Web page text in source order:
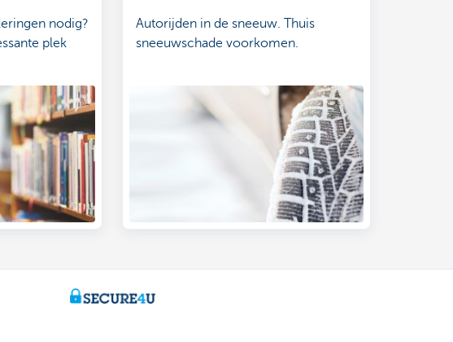
nodig?
plek
Autorijden in de sneeuw. Thuis
sneeuwschade voorkomen.